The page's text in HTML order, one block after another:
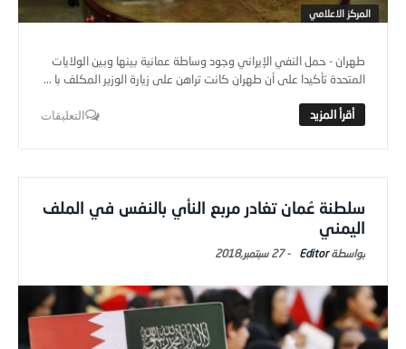
المركز الاعلامي
طهران - حمل النفي الإيراني وجود وساطة عمانية بينها وبين الولايات
المتحدة تأكيدا على أن طهران كانت تراهن على زيارة الوزير المكلف با ...
التعليقات
سلطنة عُمان تغادر مربع النأي بالنفس في الملف
اليمني
Editor
-27 سبتمبر,2018